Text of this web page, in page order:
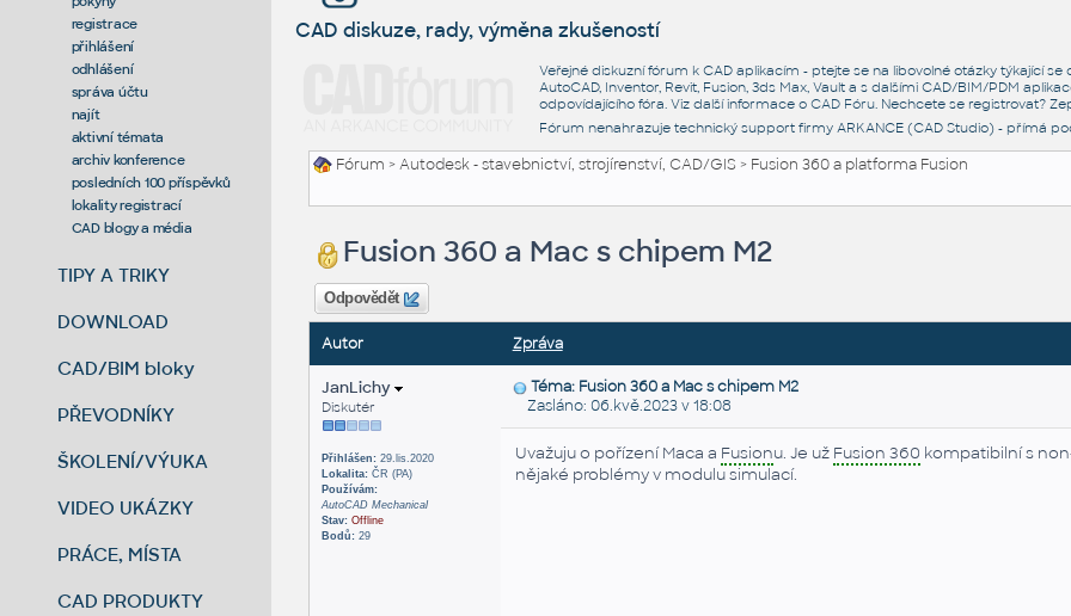
registrace
přihlášení
odhlášení
správa účtu
najít
aktivní témata
archiv konference
posledních 100 příspěvků
lokality registrací
CAD blogy a média
TIPY A TRIKY
DOWNLOAD
CAD/BIM bloky
PŘEVODNÍKY
ŠKOLENÍ/VÝUKA
VIDEO UKÁZKY
PRÁCE, MÍSTA
CAD PRODUKTY
CAD diskuze, rady, výměna zkušeností
Veřejné diskuzní fórum k CAD aplikacím - ptejte se na libovolné otázky týkající
AutoCAD, Inventor, Revit, Fusion, 3ds Max, Vault a s dalšími CAD/BIM/PDM
odpovídajícího fóra. Viz další informace o CAD Fóru. Nechcete se registrovat?
Fórum nenahrazuje technický support firmy ARKANCE (CAD Studio) - přímá
Fórum >Autodesk - stavebnictví, strojírenství, CAD/GIS> Fusion 360 a platforma Fusion
Fusion 360 a Mac s chipem M2
Odpovědět
Autor Zpráva
JanLichy
Diskutér
Přihlášen:29.lis.2020
Lokalita:ČR (PA)
Používám:
AutoCAD Mechanical
Stav: Offline
Bodů:29
Téma: Fusion 360 a Mac s chipem M2
Zasláno: 06.kvě.2023 v 18:08
Uvažuju o pořízení Maca a Fusionu. Je už Fusion 360 kompatibilní s
nějaké problémy v modulu simulací.